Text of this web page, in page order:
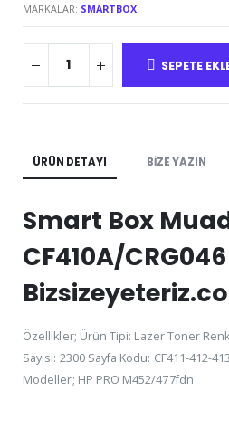
MARKALAR: SMARTBOX
SEPETE
ÜRÜN DETAYI BIZE YAZIN
Smart Box
CF410A/
Özellikler; Ürün Tipi: Lazer Toner Renk:
Sayısı: 2300 Sayfa Kodu: CF411-412-
Modeller; HP PRO M452/477fdn